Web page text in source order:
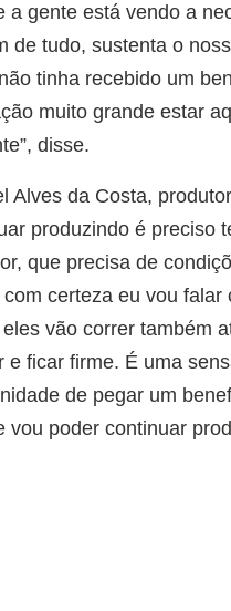
a gente está vendo a
de tudo, sustenta o
tinha recebido um
muito grande estar
disse.
Alves da Costa,
produzindo é preciso
que precisa de
com certeza eu vou
vão correr também
e ficar firme. É uma
de pegar um
vou poder continuar